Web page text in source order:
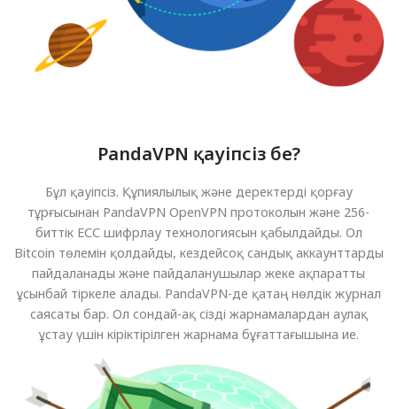
PandaVPN қауіпсіз бе?
Бұл қауіпсіз. Құпиялылық және деректерді қорғау
тұрғысынан PandaVPN OpenVPN протоколын және 256-
биттік ECC шифрлау технологиясын қабылдайды. Ол
Bitcoin төлемін қолдайды, кездейсоқ сандық аккаунттарды
пайдаланады және пайдаланушылар жеке ақпаратты
ұсынбай тіркеле алады. PandaVPN-де қатаң нөлдік журнал
саясаты бар. Ол сондай-ақ сізді жарнамалардан аулақ
ұстау үшін кіріктірілген жарнама бұғаттағышына ие.